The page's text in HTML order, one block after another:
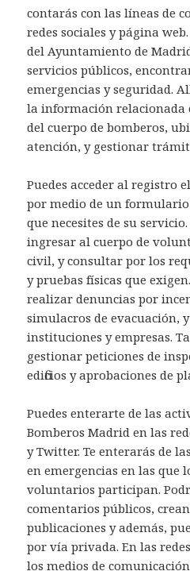
contarás con las líneas de
redes sociales y página
del Ayuntamiento de
servicios públicos,
emergencias y seguridad.
la información relacionada
del cuerpo de bomberos,
atención, y gestionar
Puedes acceder al registro
por medio de un
que necesites de su
ingresar al cuerpo de
civil, y consultar por los
y pruebas físicas que
realizar denuncias por
simulacros de evacuación,
instituciones y empresas.
gestionar peticiones de
edificios y aprobaciones de
Puedes enterarte de las
Bomberos Madrid en las
y Twitter. Te enterarás de
en emergencias en las que
voluntarios participan.
comentarios públicos,
publicaciones y además,
por vía privada. En las
los medios de